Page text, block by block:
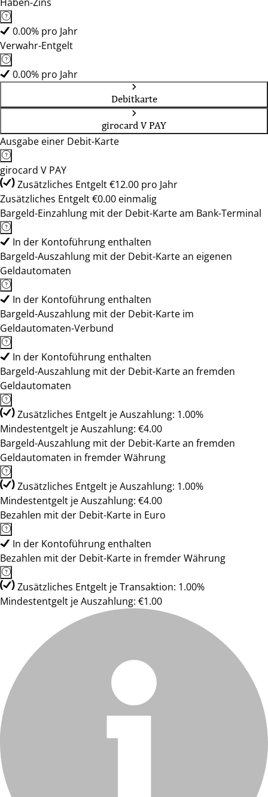
0.00% pro Jahr
Verwahr-Entgelt
0.00% pro Jahr
Debitkarte
girocard V PAY
Ausgabe einer Debit-Karte
girocard V PAY
Zusätzliches Entgelt €12.00 pro Jahr
Zusätzliches Entgelt €0.00 einmalig
Bargeld-Einzahlung mit der Debit-Karte am Bank-Terminal
In der Kontoführung enthalten
Bargeld-Auszahlung mit der Debit-Karte an eigenen
Geldautomaten
In der Kontoführung enthalten
Bargeld-Auszahlung mit der Debit-Karte im
Geldautomaten-Verbund
In der Kontoführung enthalten
Bargeld-Auszahlung mit der Debit-Karte an fremden
Geldautomaten
Zusätzliches Entgelt je Auszahlung: 1.00%
Mindestentgelt je Auszahlung: €4.00
Bargeld-Auszahlung mit der Debit-Karte an fremden
Geldautomaten in fremder Währung
Zusätzliches Entgelt je Auszahlung: 1.00%
Mindestentgelt je Auszahlung: €4.00
Bezahlen mit der Debit-Karte in Euro
In der Kontoführung enthalten
Bezahlen mit der Debit-Karte in fremder Währung
Zusätzliches Entgelt je Transaktion: 1.00%
Mindestentgelt je Auszahlung: €1.00